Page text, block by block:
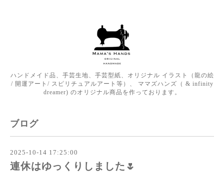
ハンドメイド品、手芸生地、手芸型紙、オリジナル イラスト（龍の絵
/ 開運アート/ スピリチュアルアート等）、 ママズハンズ（ & infinity
dreamer) のオリジナル商品を作っております。
ブログ
2025-10-14 17:25:00
連休はゆっくりしました🌷